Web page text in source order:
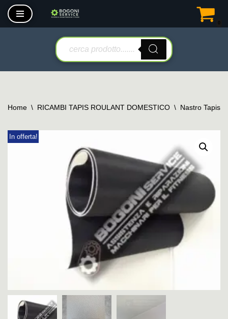
Vai
Home \ RICAMBI TAPIS ROULANT DOMESTICO \ Nastro Tapis
In offerta!